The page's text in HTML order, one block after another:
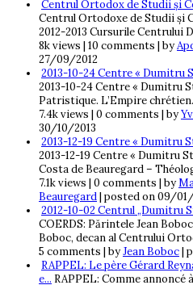
Centrul Ortodox de Studii și
Centrul Ortodoxe de Studii și
2012-2013 Cursurile Centrului
8k views | 10 comments | by
27/09/2012
2013-10-24 Centre « Dumitru
2013-10-24 Centre « Dumitru
Patristique. L’Empire
7.4k views | 0 comments | by
30/10/2013
2013-12-19 Centre « Dumitru
2013-12-19 Centre « Dumitru
Costa de Beauregard –
7.1k views | 0 comments | by
Beauregard| posted on 09/
2012-10-02 Centrul „Dumitru
COERDS: Părintele Jean
Boboc, decan al Centrului
5 comments | byJean Boboc|
RAPPEL: Le père Gérard
e... RAPPEL: Comme annoncé